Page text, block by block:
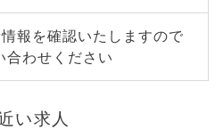
報を確認いたしますので
合わせください
い求人